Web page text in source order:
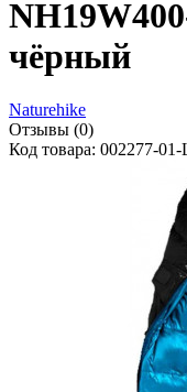
чёрный
Naturehike
Отзывы (0)
Код товара: 002277-01-